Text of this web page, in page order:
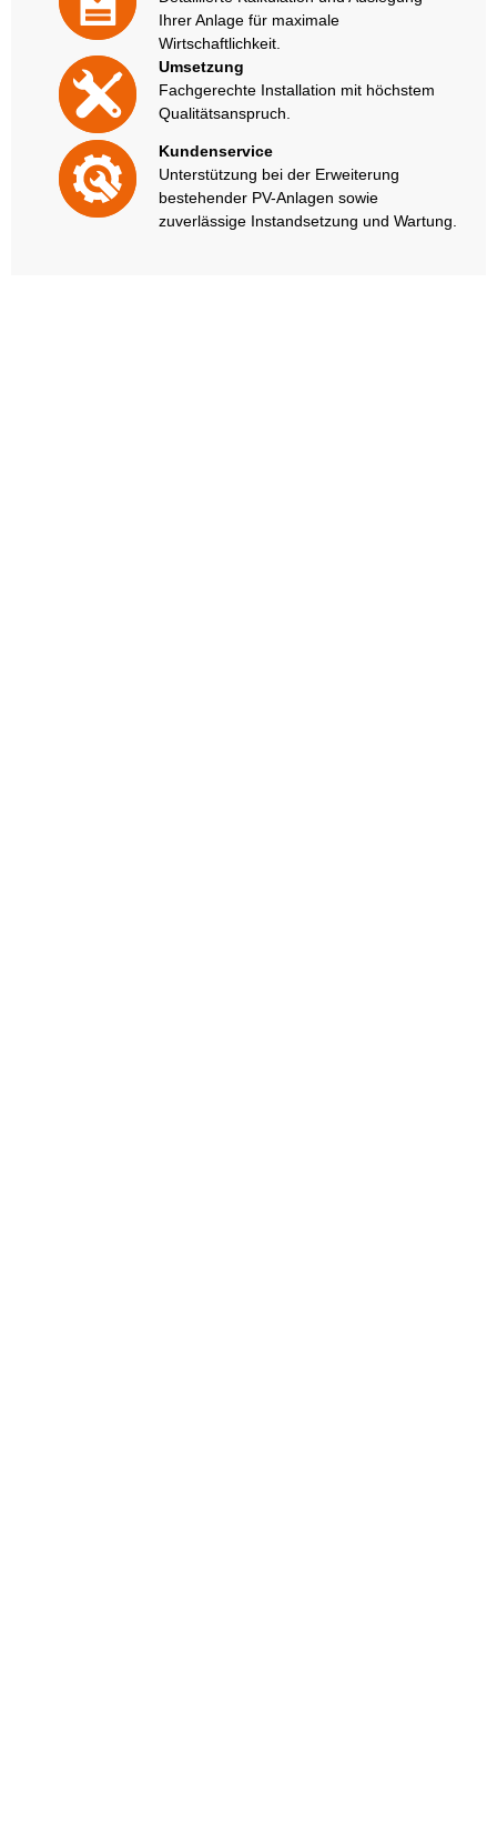
Ihrer Anlage für maximale
Wirtschaftlichkeit.
Umsetzung
Fachgerechte Installation mit höchstem
Qualitätsanspruch.
Kundenservice
Unterstützung bei der Erweiterung
bestehender PV-Anlagen sowie
zuverlässige Instandsetzung und Wartung.